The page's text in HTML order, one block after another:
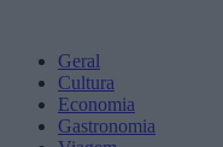
Geral
Cultura
Economia
Gastronomia